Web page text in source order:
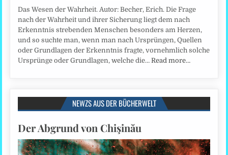
Das Wesen der Wahrheit. Autor: Becher, Erich. Die Frage
nach der Wahrheit und ihrer Sicherung liegt dem nach
Erkenntnis strebenden Menschen besonders am Herzen,
und so suchte man, wenn man nach Ursprüngen, Quellen
oder Grundlagen der Erkenntnis fragte, vornehmlich solche
Ursprünge oder Grundlagen, welche die…Read more…
NEWZS AUS DER BÜCHERWELT
Der Abgrund von Chişinău